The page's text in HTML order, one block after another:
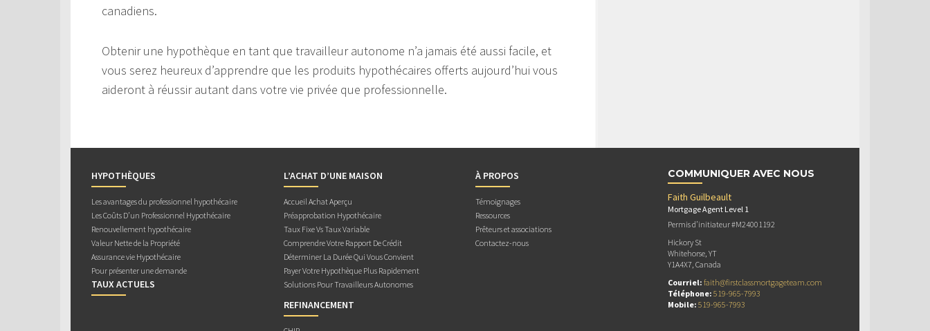
canadiens.
Obtenir une hypothèque en tant que travailleur autonome n’a jamais été aussi facile, et
vous serez heureux d’apprendre que les produits hypothécaires offerts aujourd’hui vous
aideront à réussir autant dans votre vie privée que professionnelle.
HYPOTHÈQUES
Les avantages du professionnel hypothécaire
Les Coûts D’un Professionnel Hypothécaire
Renouvellement hypothécaire
Valeur Nette de la Propriété
Assurance vie Hypothécaire
Pour présenter une demande
TAUX ACTUELS
L’ACHAT D’UNE MAISON
Accueil Achat Aperçu
Préapprobation Hypothécaire
Taux Fixe Vs Taux Variable
Comprendre Votre Rapport De Crédit
Déterminer La Durée Qui Vous Convient
Payer Votre Hypothèque Plus Rapidement
Solutions Pour Travailleurs Autonomes
REFINANCEMENT
À PROPOS
Témoignages
Ressources
Prêteurs et associations
Contactez-nous
COMMUNIQUER AVEC NOUS
Faith Guilbeault
Mortgage Agent Level 1
Permis d’initiateur #M24001192
Hickory St
Whitehorse, YT
Y1A4X7, Canada
Courriel: faith@firstclassmortgageteam.com
Téléphone: 519-965-7993
Mobile: 519-965-7993